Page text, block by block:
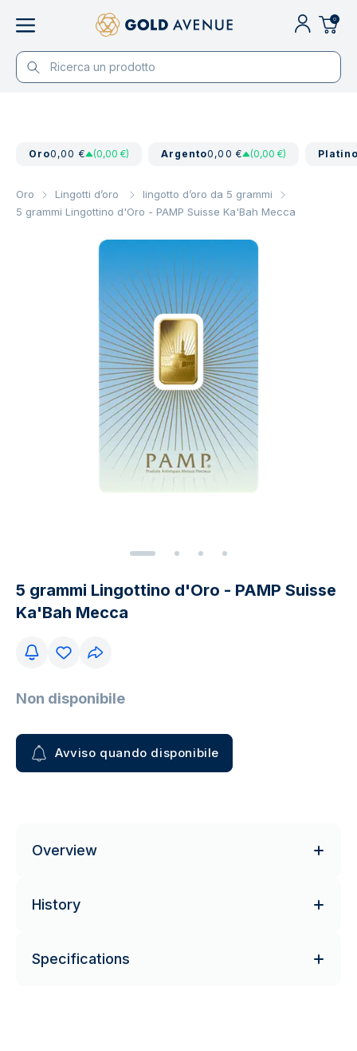
0
Oro0,00 € (0,00 €) Argento0,00 € (0,00 €)
Oro Lingotti d’oro
lingotto d’oro da 5 grammi
5 grammi Lingottino d'Oro - PAMP Suisse Ka'Bah Mecca
5 grammi Lingottino d'Oro - PAMP Suisse
Ka'Bah Mecca
Non disponibile
Avviso quando disponibile
Overview
History
Specifications